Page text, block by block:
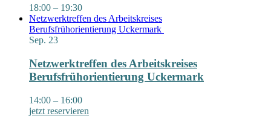
18:00 – 19:30
Netzwerktreffen des Arbeitskreises
Berufsfrühorientierung Uckermark
Sep. 23
Netzwerktreffen des Arbeitskreises
Berufsfrühorientierung Uckermark
14:00 – 16:00
jetzt reservieren